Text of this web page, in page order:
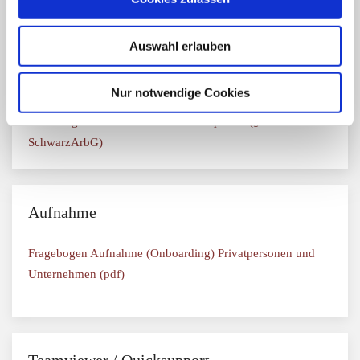
Auswahl erlauben
Nur notwendige Cookies
Stundenaufzeichnung – Vorlage
SchwarzArbG)
Aufnahme
Fragebogen Aufnahme (Onboarding) Privatpersonen und
Unternehmen (pdf)